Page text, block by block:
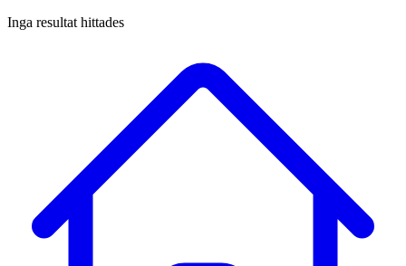
Inga resultat hittades